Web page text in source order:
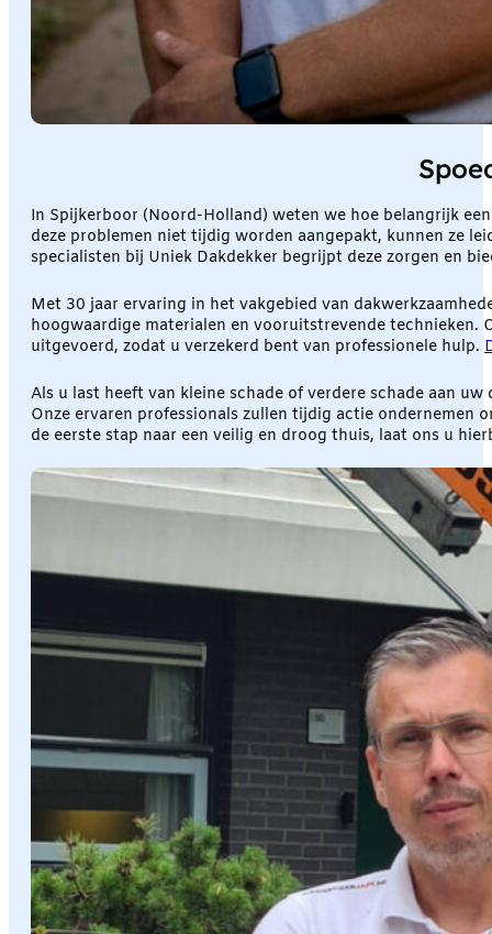
In Spijkerboor (Noord-Holland) weten we hoe belangrijk
deze problemen niet tijdig worden aangepakt, kunnen ze
specialisten bij Uniek Dakdekker begrijpt deze zorgen en
Met 30 jaar ervaring in het vakgebied van
hoogwaardige materialen en vooruitstrevende technieken.
uitgevoerd, zodat u verzekerd bent van professionele hulp.
Als u last heeft van kleine schade of verdere schade aan
Onze ervaren professionals zullen tijdig actie ondernemen
de eerste stap naar een veilig en droog thuis, laat ons u